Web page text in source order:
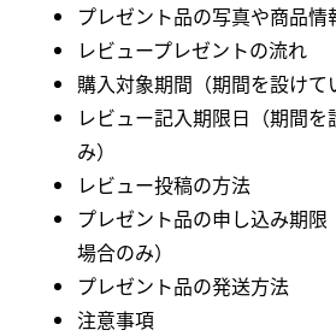
プレゼント品の写真や商品情
レビュープレゼントの流れ
購入対象期間（期間を設けて
レビュー記入期限日（期間
み）
レビュー投稿の方法
プレゼント品の申し込み期限
場合のみ）
プレゼント品の発送方法
注意事項